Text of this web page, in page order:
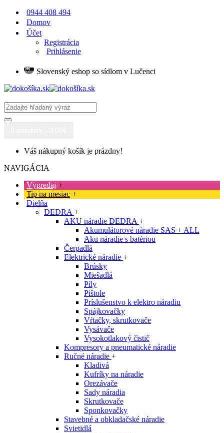
0944 408 494
Domov
Účet
Registrácia
Prihlásenie
Slovenský eshop so sídlom v Lučenci
Váš nákupný košík je prázdny!
NAVIGÁCIA
Výpredaj +
Tip na mesiac +
Dielňa
DEDRA +
AKU náradie DEDRA +
Akumulátorové náradie SAS + ALL
Aku náradie s batériou
Čerpadlá
Elektrické náradie +
Brúsky
Miešadlá
Píly
Pištole
Príslušenstvo k elektro náradiu
Spájkovačky
Vŕtačky, skrutkovače
Vysávače
Vysokotlakový čistič
Kompresory a pneumatické náradie
Ručné náradie +
Kladivá
Kufríky na náradie
Orezávače
Sady náradia
Skrutkovače
Sponkovačky
Stavebné a obkladačské náradie
Svietidlá